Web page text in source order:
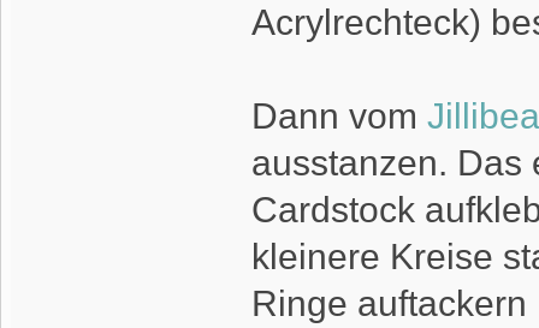
Acrylrechteck)
Dann vom
ausstanzen. Das
Cardstock
kleinere Kreise
Ringe